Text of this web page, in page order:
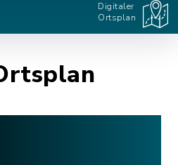
Digitaler
Ortsplan